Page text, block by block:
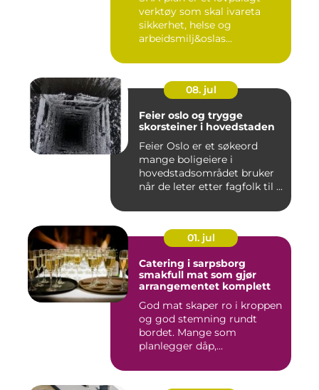
verktøy som skal ivareta
sikkerhet, helse og
arbeidsmilj&oslas...
08. jul
Feier oslo og trygge
skorsteiner i hovedstaden
Feier Oslo er et søkeord
mange boligeiere i
hovedstadsområdet bruker
når de leter etter fagfolk til ...
01. jul
Catering i sarpsborg
smakfull mat som gjør
arrangementet komplett
God mat skaper ro i kroppen
og god stemning rundt
bordet. Mange som
planlegger dåp,